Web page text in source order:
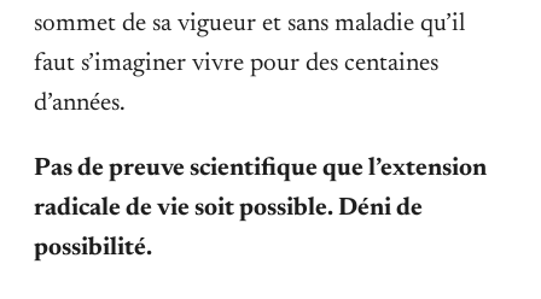
sommet de sa vigueur et sans maladie qu’il
faut s’imaginer vivre pour des centaines
d’années.
Pas de preuve scientifique que l’extension
radicale de vie soit possible. Déni de
possibilité.